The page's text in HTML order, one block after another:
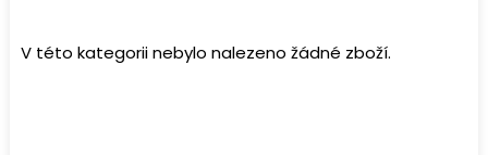
V této kategorii nebylo nalezeno žádné zboží.